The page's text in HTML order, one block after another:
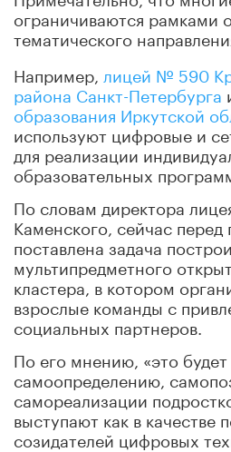
ограничиваются рамками
тематического
Например, лицей № 590
района Санкт-Петербурга
образования Иркутской
используют цифровые и
для реализации
образовательных
По словам директора
Каменского, сейчас перед
поставлена задача
мультипредметного
кластера, в котором
взрослые команды с
социальных партнеров.
По его мнению, «это будет
самоопределению,
самореализации
выступают как в качестве
созидателей цифровых